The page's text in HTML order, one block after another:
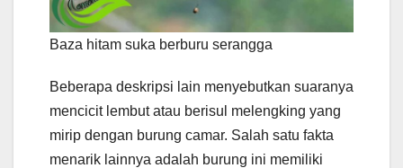
Baza hitam suka berburu serangga
Beberapa deskripsi lain menyebutkan suaranya
mencicit lembut atau berisul melengking yang
mirip dengan burung camar. Salah satu fakta
menarik lainnya adalah burung ini memiliki